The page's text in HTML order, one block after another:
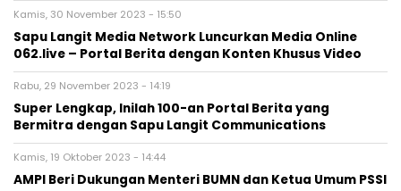
Kamis, 30 November 2023 - 15:50
Sapu Langit Media Network Luncurkan Media Online
062.live – Portal Berita dengan Konten Khusus Video
Rabu, 29 November 2023 - 14:19
Super Lengkap, Inilah 100-an Portal Berita yang
Bermitra dengan Sapu Langit Communications
Kamis, 19 Oktober 2023 - 14:44
AMPI Beri Dukungan Menteri BUMN dan Ketua Umum PSSI